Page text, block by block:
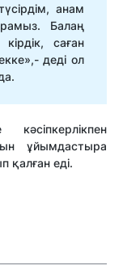
анам
Балаң
саған
деді ол
ұйымдастыра
қалған еді.